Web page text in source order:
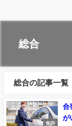
総合
総合の記事一覧
免許
合
が